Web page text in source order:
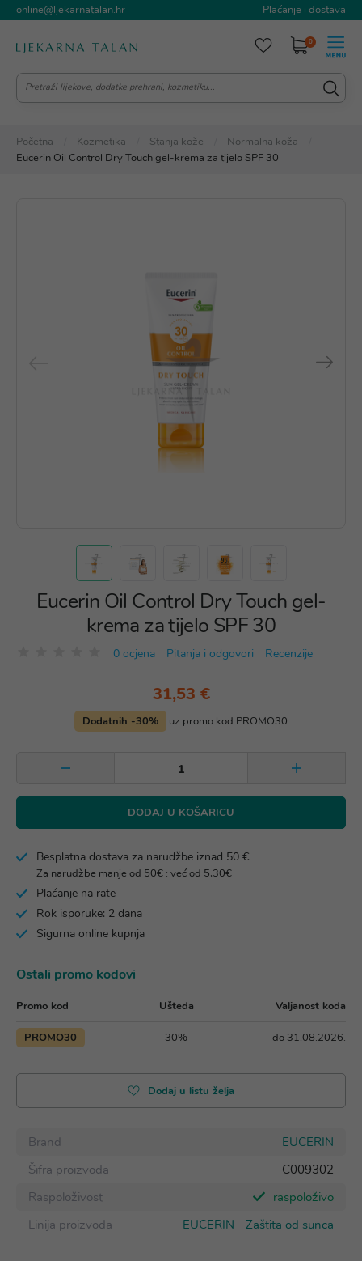
online@ljekarnatalan.hr Plaćanje i dostava
0
Početna Kozmetika Stanja kože
Normalna koža
Eucerin Oil Control Dry Touch gel-krema za tijelo SPF 30
Eucerin Oil Control Dry Touch gel-
krema za tijelo SPF 30
0 ocjena Pitanja i odgovori Recenzije
31,53 €
Dodatnih -30% uz promo kod PROMO30
DODAJ U KOŠARICU
Besplatna dostava za narudžbe iznad 50 €
Za narudžbe manje od 50€ : već od 5,30€
Plaćanje na rate
Rok isporuke: 2 dana
Sigurna online kupnja
Ostali promo kodovi
Promo kod Ušteda Valjanost koda
PROMO30 30% do 31.08.2026.
Dodaj u listu želja
Brand
EUCERIN
Šifra proizvoda
C009302
Raspoloživost
raspoloživo
Linija proizvoda
EUCERIN - Zaštita od sunca